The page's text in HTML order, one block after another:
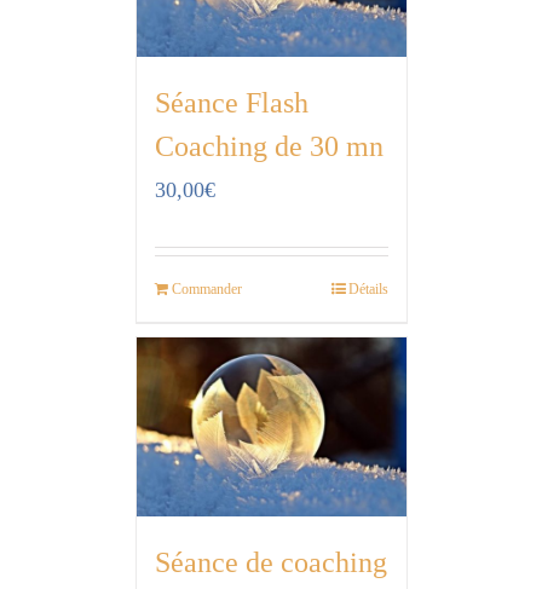
Séance Flash
Coaching de 30 mn
30,00€
Commander Détails
Séance de coaching